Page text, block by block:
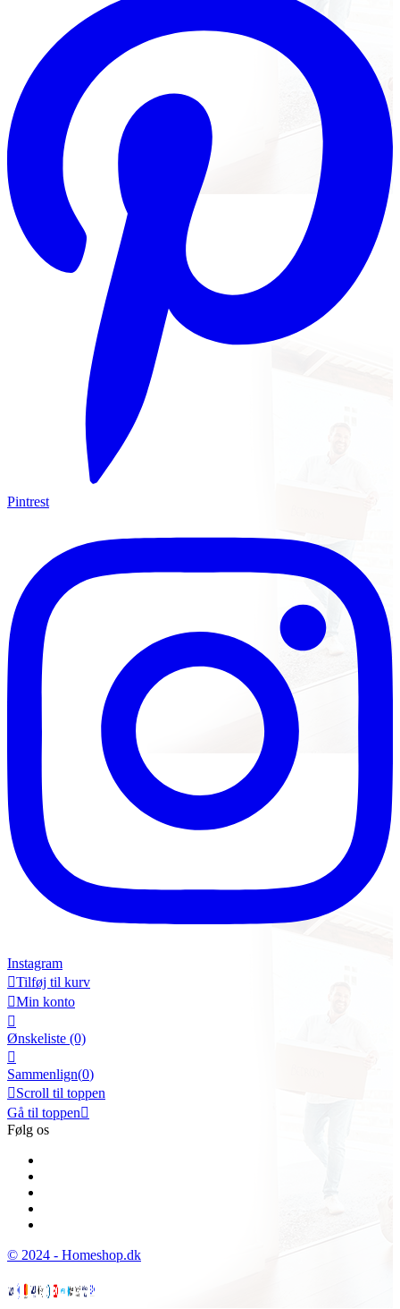
Pintrest
Instagram
Tilføj til kurv
Min konto

Ønskeliste (0)

Sammenlign(0)
Scroll til toppen
Gå til toppen
Følg os
© 2024 - Homeshop.dk